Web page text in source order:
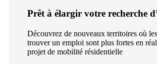
Prêt à élargir votre recherche
Découvrez de nouveaux territoires où
trouver un emploi sont plus fortes en
projet de mobilité résidentielle